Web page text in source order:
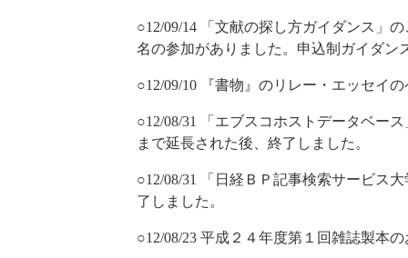
○12/09/14 「文献の探し方ガイダンス」
名の参加がありました。申込制ガイダン
○12/09/10 『書物』のリレー・エッセイ
○12/08/31 「エブスコホストデータベー
まで延長された後、終了しました。
○12/08/31 「日経ＢＰ記事検索サービス
了しました。
○12/08/23 平成２４年度第１回雑誌製本